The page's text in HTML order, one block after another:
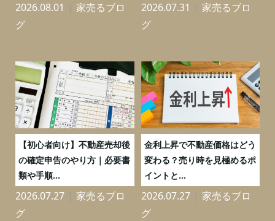
2026.08.01
家売るブロ
グ
2026.07.31
家売るブロ
グ
【初心者向け】不動産売却後
の確定申告のやり方｜必要書
類や手順...
2026.07.27
家売るブロ
グ
金利上昇で不動産価格はどう
変わる？売り時を見極めるポ
イントと...
2026.07.27
家売るブロ
グ